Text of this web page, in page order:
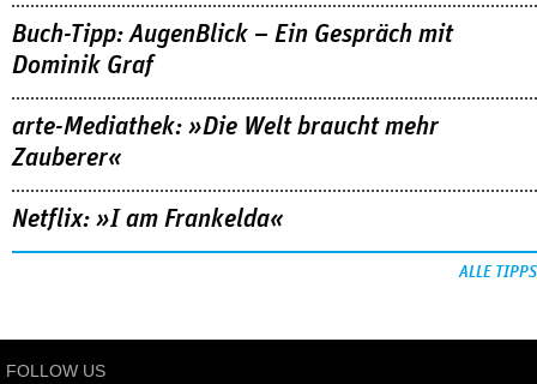
Buch-Tipp: AugenBlick – Ein Gespräch mit
Dominik Graf
arte-Mediathek: »Die Welt braucht mehr
Zauberer«
Netflix: »I am Frankelda«
ALLE TIPPS
FOLLOW US